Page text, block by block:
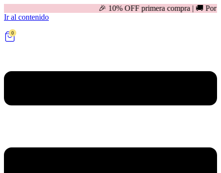
🎉 10% OFF primera compra | 🚚 Por compras
Ir al contenido
0